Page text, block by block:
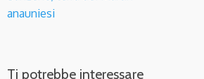
anauniesi
Ti potrebbe interessare